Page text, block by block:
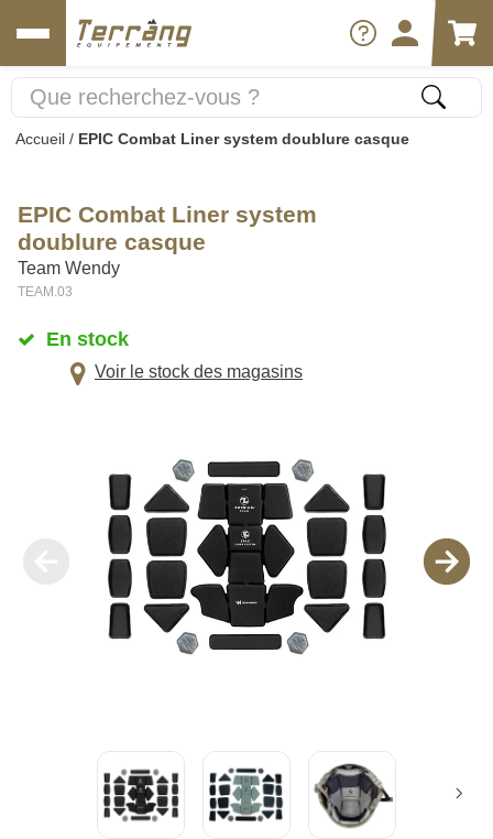
Accueil / EPIC Combat Liner system doublure casque
EPIC Combat Liner system
doublure casque
Team Wendy
TEAM.03
En stock
Voir le stock des magasins